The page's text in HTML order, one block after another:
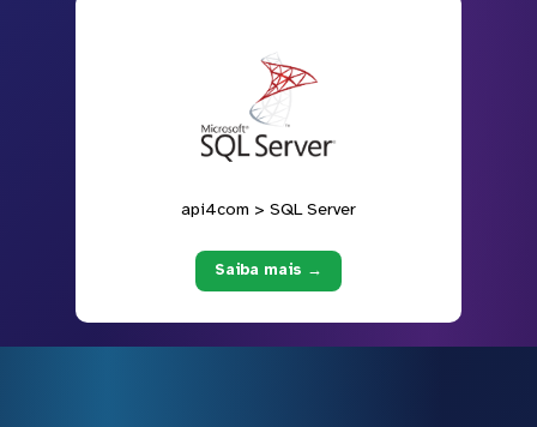
api4com > SQL Server
Saiba mais →